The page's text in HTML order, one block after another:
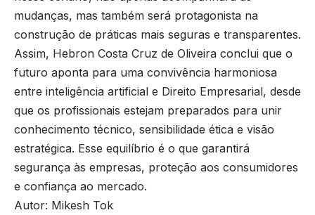
mudanças, mas também será protagonista na
construção de práticas mais seguras e transparentes.
Assim, Hebron Costa Cruz de Oliveira conclui que o
futuro aponta para uma convivência harmoniosa
entre inteligência artificial e Direito Empresarial, desde
que os profissionais estejam preparados para unir
conhecimento técnico, sensibilidade ética e visão
estratégica. Esse equilíbrio é o que garantirá
segurança às empresas, proteção aos consumidores
e confiança ao mercado.
Autor: Mikesh Tok